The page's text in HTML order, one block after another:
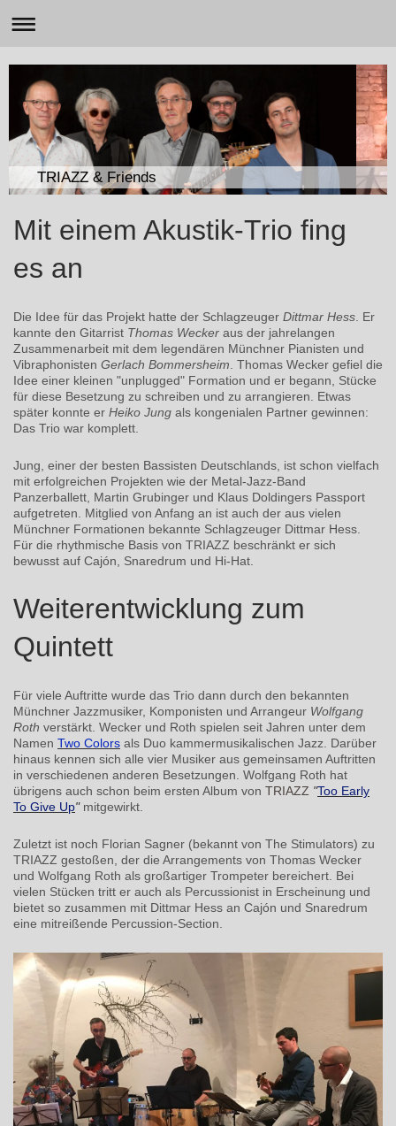
TRIAZZ & Friends
Mit einem Akustik-Trio fing
es an
Die Idee für das Projekt hatte der Schlagzeuger Dittmar Hess . Er
kannte den Gitarrist Thomas Wecker aus der jahrelangen
Zusammenarbeit mit dem legendären Münchner Pianisten und
Vibraphonisten Gerlach Bommersheim . Thomas Wecker gefiel die
Idee einer kleinen "unplugged" Formation und er begann, Stücke
für diese Besetzung zu schreiben und zu arrangieren. Etwas
später konnte er Heiko Jung als kongenialen Partner gewinnen:
Das Trio war komplett.
Jung, einer der besten Bassisten Deutschlands, ist schon vielfach
mit erfolgreichen Projekten wie der Metal-Jazz-Band
Panzerballett, Martin Grubinger und Klaus Doldingers Passport
aufgetreten. Mitglied von Anfang an ist auch der aus vielen
Münchner Formationen bekannte Schlagzeuger Dittmar Hess.
Für die rhythmische Basis von TRIAZZ beschränkt er sich
bewusst auf Cajón, Snaredrum und Hi-Hat.
Weiterentwicklung zum
Quintett
Für viele Auftritte wurde das Trio dann durch den bekannten
Münchner Jazzmusiker, Komponisten und Arrangeur Wolfgang
Roth verstärkt. Wecker und Roth spielen seit Jahren unter dem
Namen Two Colors als Duo kammermusikalischen Jazz. Darüber
hinaus kennen sich alle vier Musiker aus gemeinsamen Auftritten
in verschiedenen anderen Besetzungen. Wolfgang Roth hat
übrigens auch schon beim ersten Album von TRIAZZ "Too Early
To Give Up"mitgewirkt.
Zuletzt ist noch Florian Sagner (bekannt von The Stimulators) zu
TRIAZZ gestoßen, der die Arrangements von Thomas Wecker
und Wolfgang Roth als großartiger Trompeter bereichert. Bei
vielen Stücken tritt er auch als Percussionist in Erscheinung und
bietet so zusammen mit Dittmar Hess an Cajón und Snaredrum
eine mitreißende Percussion-Section.